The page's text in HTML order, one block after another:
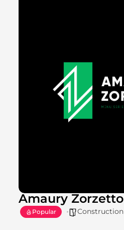
Amaury Zorzetto
Popular Construction